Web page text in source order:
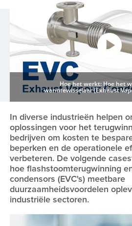
Hoe het werkt: Hoe het
warmtewisselaar (Exhaust
In diverse industrieën helpen
oplossingen voor het
bedrijven om kosten te
beperken en de operationele
verbeteren. De volgende
hoe flashstoomterugwinning
condensors (EVC's) meetbare
duurzaamheidsvoordelen
industriële sectoren.